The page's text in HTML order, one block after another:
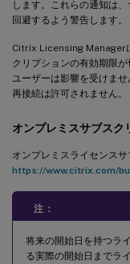
します。これらの通知は
回避するよう警告します。
Citrix Licensing Manager
クリプションの有効期限
ユーザーは影響を受けま
再接続は許可されません。
オンプレミスサブスク
オンプレミスライセンスサ
https://www.citrix.com/
注：
将来の開始日を持つラ
る実際の開始日までラ